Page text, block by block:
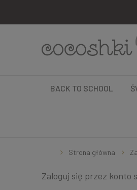
BACK TO SCHOOL
Strona główna
Zaloguj się przez konto